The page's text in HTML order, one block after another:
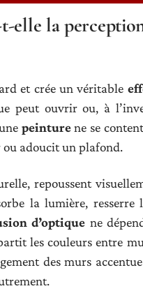
la perception
et crée un véritable
peut ouvrir ou, à
peinturene se
ou adoucit un plafond.
repoussent
la lumière, resserre
d’optique ne
les couleurs entre
des murs